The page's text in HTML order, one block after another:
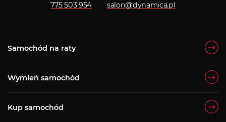
775 503 954 salon@dynamica.pl
Samochód na raty
Wymień samochód
Kup samochód